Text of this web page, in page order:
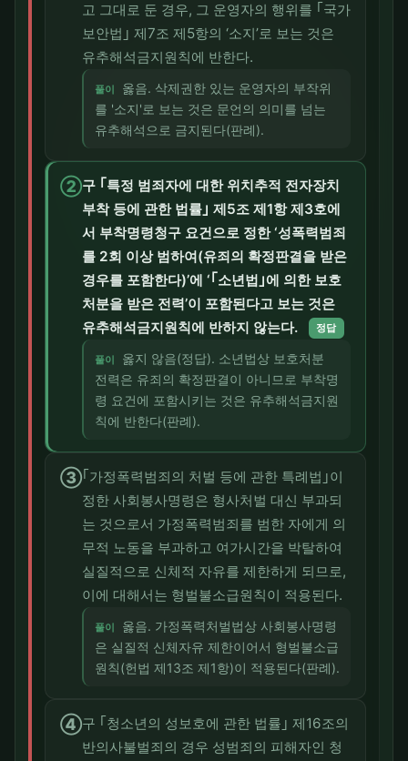
고 그대로 둔 경우, 그 운영자의 행위를 ｢국가
보안법｣ 제7조 제5항의 ‘소지’로 보는 것은
유추해석금지원칙에 반한다.
풀이
옳음. 삭제권한 있는 운영자의 부작위
를 '소지'로 보는 것은 문언의 의미를 넘는
유추해석으로 금지된다(판례).
②구 ｢특정 범죄자에 대한 위치추적 전자장치
부착 등에 관한 법률｣ 제5조 제1항 제3호에
서 부착명령청구 요건으로 정한 ‘성폭력범죄
를 2회 이상 범하여(유죄의 확정판결을 받은
경우를 포함한다)’에 ‘｢소년법｣에 의한 보호
처분을 받은 전력’이 포함된다고 보는 것은
유추해석금지원칙에 반하지 않는다.
정답
풀이
옳지 않음(정답). 소년법상 보호처분
전력은 유죄의 확정판결이 아니므로 부착명
령 요건에 포함시키는 것은 유추해석금지원
칙에 반한다(판례).
③｢가정폭력범죄의 처벌 등에 관한 특례법｣이
정한 사회봉사명령은 형사처벌 대신 부과되
는 것으로서 가정폭력범죄를 범한 자에게 의
무적 노동을 부과하고 여가시간을 박탈하여
실질적으로 신체적 자유를 제한하게 되므로,
이에 대해서는 형벌불소급원칙이 적용된다.
풀이
옳음. 가정폭력처벌법상 사회봉사명령
은 실질적 신체자유 제한이어서 형벌불소급
원칙(헌법 제13조 제1항)이 적용된다(판례).
④구 ｢청소년의 성보호에 관한 법률｣ 제16조의
반의사불벌죄의 경우 성범죄의 피해자인 청